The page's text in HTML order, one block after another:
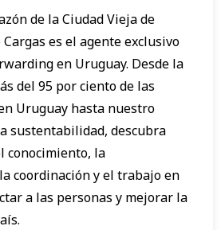
de la Ciudad Vieja de
es el agente exclusivo
en Uruguay. Desde la
del 95 por ciento de las
Uruguay hasta nuestro
sustentabilidad, descubra
conocimiento, la
coordinación y el trabajo en
a las personas y mejorar la